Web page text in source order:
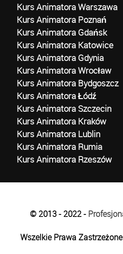
Kurs Animatora Warszawa
Kurs Animatora Poznań
Kurs Animatora Gdańsk
Kurs Animatora Katowice
Kurs Animatora Gdynia
Kurs Animatora Wrocław
Kurs Animatora Bydgoszcz
Kurs Animatora Łódź
Kurs Animatora Szczecin
Kurs Animatora Kraków
Kurs Animatora Lublin
Kurs Animatora Rumia
Kurs Animatora Rzeszów
© 2013 - 2022 -
Wszelkie Prawa